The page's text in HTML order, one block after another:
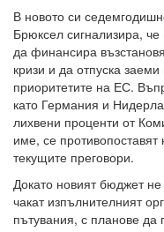
В новото си
Брюксел сигнализира,
да финансира
кризи и да отпуска
приоритетите на ЕС.
като Германия и
лихвени проценти от
име, се
текущите преговори.
Докато новият бюджет
чакат изпълнителният
пътувания, с планове да